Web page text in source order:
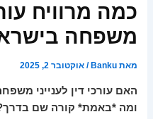
כמה מרוויח
משפחה
מאתBanku
/אוקטובר 2, 2025
האם עורכי דין לענייני
ומה *באמת* קורה שם